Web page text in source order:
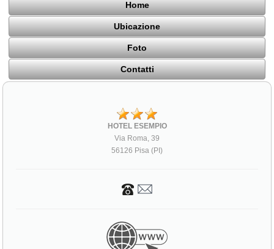
Home
Ubicazione
Foto
Contatti
HOTEL ESEMPIO
Via Roma, 39
56126 Pisa (PI)